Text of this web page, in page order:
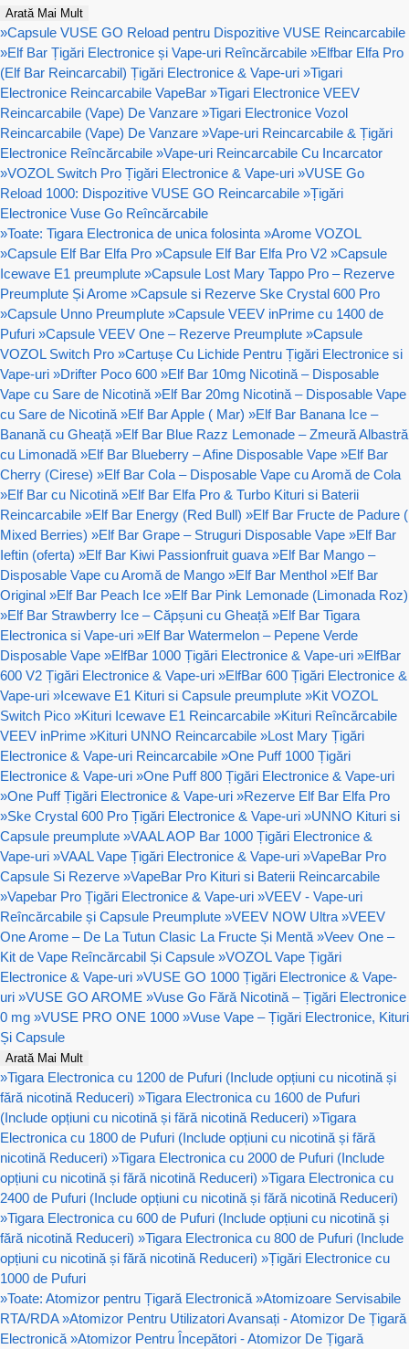
Arată Mai Mult
»Capsule VUSE GO Reload pentru Dispozitive VUSE Reincarcabile
»Elf Bar Țigări Electronice și Vape-uri Reîncărcabile »Elfbar Elfa Pro
(Elf Bar Reincarcabil) Țigări Electronice & Vape-uri »Tigari
Electronice Reincarcabile VapeBar »Tigari Electronice VEEV
Reincarcabile (Vape) De Vanzare »Tigari Electronice Vozol
Reincarcabile (Vape) De Vanzare »Vape-uri Reincarcabile & Țigări
Electronice Reîncărcabile »Vape-uri Reincarcabile Cu Incarcator
»VOZOL Switch Pro Țigări Electronice & Vape-uri »VUSE Go
Reload 1000: Dispozitive VUSE GO Reincarcabile »Țigări
Electronice Vuse Go Reîncărcabile
»Toate: Tigara Electronica de unica folosinta »Arome VOZOL
»Capsule Elf Bar Elfa Pro »Capsule Elf Bar Elfa Pro V2 »Capsule
Icewave E1 preumplute »Capsule Lost Mary Tappo Pro – Rezerve
Preumplute Și Arome »Capsule si Rezerve Ske Crystal 600 Pro
»Capsule Unno Preumplute »Capsule VEEV inPrime cu 1400 de
Pufuri »Capsule VEEV One – Rezerve Preumplute »Capsule
VOZOL Switch Pro »Cartușe Cu Lichide Pentru Țigări Electronice si
Vape-uri »Drifter Poco 600 »Elf Bar 10mg Nicotină – Disposable
Vape cu Sare de Nicotină »Elf Bar 20mg Nicotină – Disposable Vape
cu Sare de Nicotină »Elf Bar Apple ( Mar) »Elf Bar Banana Ice –
Banană cu Gheață »Elf Bar Blue Razz Lemonade – Zmeură Albastră
cu Limonadă »Elf Bar Blueberry – Afine Disposable Vape »Elf Bar
Cherry (Cirese) »Elf Bar Cola – Disposable Vape cu Aromă de Cola
»Elf Bar cu Nicotină »Elf Bar Elfa Pro & Turbo Kituri si Baterii
Reincarcabile »Elf Bar Energy (Red Bull) »Elf Bar Fructe de Padure (
Mixed Berries) »Elf Bar Grape – Struguri Disposable Vape »Elf Bar
Ieftin (oferta) »Elf Bar Kiwi Passionfruit guava »Elf Bar Mango –
Disposable Vape cu Aromă de Mango »Elf Bar Menthol »Elf Bar
Original »Elf Bar Peach Ice »Elf Bar Pink Lemonade (Limonada Roz)
»Elf Bar Strawberry Ice – Căpșuni cu Gheață »Elf Bar Tigara
Electronica si Vape-uri »Elf Bar Watermelon – Pepene Verde
Disposable Vape »ElfBar 1000 Țigări Electronice & Vape-uri »ElfBar
600 V2 Țigări Electronice & Vape-uri »ElfBar 600 Țigări Electronice &
Vape-uri »Icewave E1 Kituri si Capsule preumplute »Kit VOZOL
Switch Pico »Kituri Icewave E1 Reincarcabile »Kituri Reîncărcabile
VEEV inPrime »Kituri UNNO Reincarcabile »Lost Mary Țigări
Electronice & Vape-uri Reincarcabile »One Puff 1000 Țigări
Electronice & Vape-uri »One Puff 800 Țigări Electronice & Vape-uri
»One Puff Țigări Electronice & Vape-uri »Rezerve Elf Bar Elfa Pro
»Ske Crystal 600 Pro Țigări Electronice & Vape-uri »UNNO Kituri si
Capsule preumplute »VAAL AOP Bar 1000 Țigări Electronice &
Vape-uri »VAAL Vape Țigări Electronice & Vape-uri »VapeBar Pro
Capsule Si Rezerve »VapeBar Pro Kituri si Baterii Reincarcabile
»Vapebar Pro Țigări Electronice & Vape-uri »VEEV - Vape-uri
Reîncărcabile și Capsule Preumplute »VEEV NOW Ultra »VEEV
One Arome – De La Tutun Clasic La Fructe Și Mentă »Veev One –
Kit de Vape Reîncărcabil Și Capsule »VOZOL Vape Țigări
Electronice & Vape-uri »VUSE GO 1000 Țigări Electronice & Vape-
uri »VUSE GO AROME »Vuse Go Fără Nicotină – Țigări Electronice
0 mg »VUSE PRO ONE 1000 »Vuse Vape – Țigări Electronice, Kituri
Și Capsule
Arată Mai Mult
»Tigara Electronica cu 1200 de Pufuri (Include opțiuni cu nicotină și
fără nicotină Reduceri) »Tigara Electronica cu 1600 de Pufuri
(Include opțiuni cu nicotină și fără nicotină Reduceri) »Tigara
Electronica cu 1800 de Pufuri (Include opțiuni cu nicotină și fără
nicotină Reduceri) »Tigara Electronica cu 2000 de Pufuri (Include
opțiuni cu nicotină și fără nicotină Reduceri) »Tigara Electronica cu
2400 de Pufuri (Include opțiuni cu nicotină și fără nicotină Reduceri)
»Tigara Electronica cu 600 de Pufuri (Include opțiuni cu nicotină și
fără nicotină Reduceri) »Tigara Electronica cu 800 de Pufuri (Include
opțiuni cu nicotină și fără nicotină Reduceri) »Țigări Electronice cu
1000 de Pufuri
»Toate: Atomizor pentru Țigară Electronică »Atomizoare Servisabile
RTA/RDA »Atomizor Pentru Utilizatori Avansați - Atomizor De Țigară
Electronică »Atomizor Pentru Începători - Atomizor De Țigară